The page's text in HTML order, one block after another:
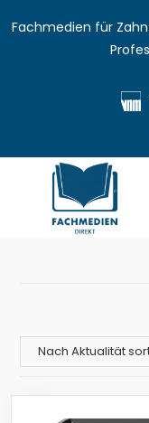
Fachmedien für